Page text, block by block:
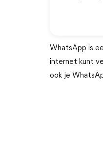
WhatsApp is
internet kunt
ook je